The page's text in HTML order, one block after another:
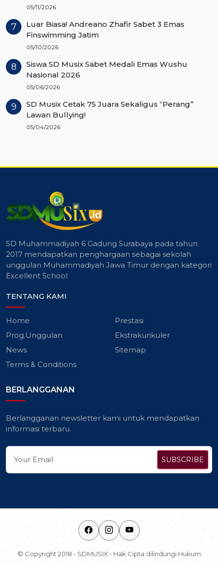
05/11/2026
Luar Biasa! Andreano Zhafir Sabet 3 Emas
Finswimming Jatim
05/10/2026
Siswa SD Musix Sabet Medali Emas Wushu
Nasional 2026
05/06/2026
SD Musix Cetak 75 Juara Sekaligus “Perang”
Lawan Bullying!
05/04/2026
SD Muhammadiyah 6 Gadung Surabaya pada tahun
2017 mendapatkan penghargaan sebagai sekolah
unggulan Muhammadiyah Jawa Timur dengan kategori
Excellent School
TENTANG KAMI
Home
Prestasi
Prog.Unggulan
Ekstrakurikuler
News
Sitemap
Terms & Conditions
BERLANGGANAN
Berlangganan newsletter kami untuk mendapatkan
informasi terbaru.
SUBSCRIBE
© Copyright 2018 - SDMUSIX - Hak Cipta dilindungi Hukum